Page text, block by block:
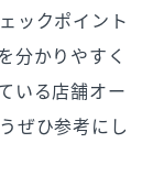
ックポイント
分かりやすく
いる店舗オー
ぜひ参考にし